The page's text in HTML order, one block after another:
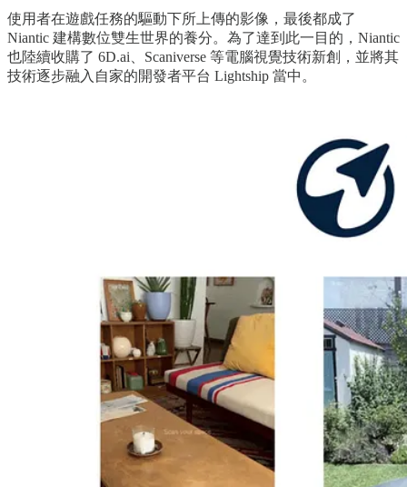
使用者在遊戲任務的驅動下所上傳的影像，最後都成了
Niantic 建構數位雙生世界的養分。為了達到此一目的，Niantic
也陸續收購了 6D.ai、Scaniverse 等電腦視覺技術新創，並將其
技術逐步融入自家的開發者平台 Lightship 當中。